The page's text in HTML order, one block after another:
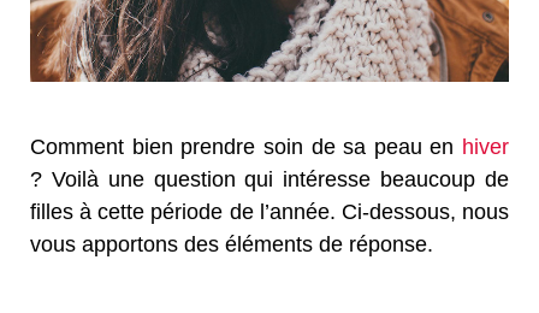
Comment bien prendre soin de sa peau en hiver
? Voilà une question qui intéresse beaucoup de
filles à cette période de l’année. Ci-dessous, nous
vous apportons des éléments de réponse.